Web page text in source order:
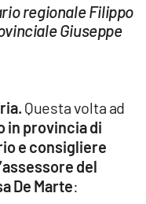
regionale Filippo
Giuseppe
Questa volta ad
in provincia di
e consigliere
’assessore del
De Marte: